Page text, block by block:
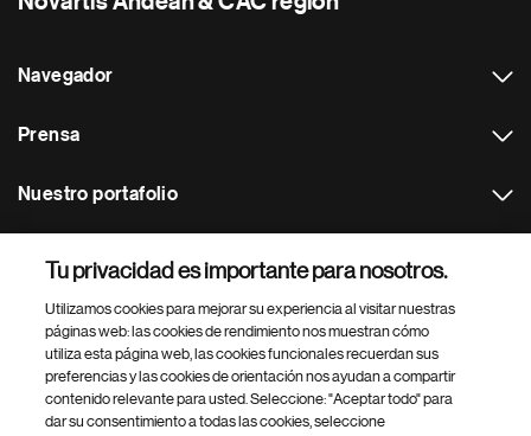
Navegador
Prensa
Nuestro portafolio
Footer Site Search
Tu privacidad es importante para nosotros.
Utilizamos cookies para mejorar su experiencia al visitar nuestras
páginas web: las cookies de rendimiento nos muestran cómo
utiliza esta página web, las cookies funcionales recuerdan sus
preferencias y las cookies de orientación nos ayudan a compartir
contenido relevante para usted. Seleccione: "Aceptar todo" para
dar su consentimiento a todas las cookies, seleccione